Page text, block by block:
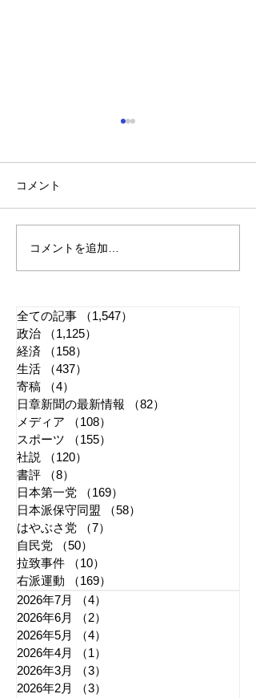
れいわ・山本太郎が代表
辞任 日本第一党・桜井
コメント
コメントを追加…
全ての記事 （1,547）
政治
（1,125）
経済
（158）
生活
（437）
寄稿
（4）
日章新聞の最新情報
（82）
メディア
（108）
スポーツ
（155）
社説
（120）
書評
（8）
日本第一党
（169）
日本派保守同盟
（58）
はやぶさ党
（7）
自民党
（50）
拉致事件
（10）
右派運動
（169）
2026年7月
（4）
2026年6月
（2）
2026年5月
（4）
2026年4月
（1）
2026年3月
（3）
2026年2月
（3）